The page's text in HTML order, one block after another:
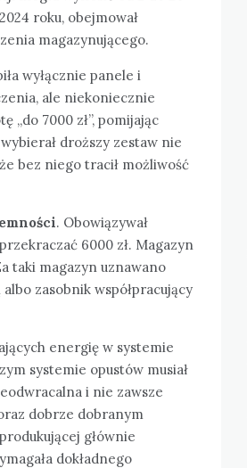
roku, obejmował
magazynującego.
wyłącznie panele i
ale niekoniecznie
„do 7000 zł”, pomijając
droższy zestaw nie
bez niego tracił możliwość
. Obowiązywał
6000 zł. Magazyn
taki magazyn uznawano
zasobnik współpracujący
energię w systemie
systemie opustów musiał
i nie zawsze
dobrze dobranym
głównie
dokładnego